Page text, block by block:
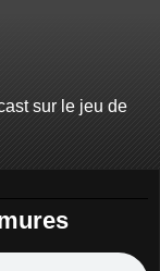
sur le jeu de